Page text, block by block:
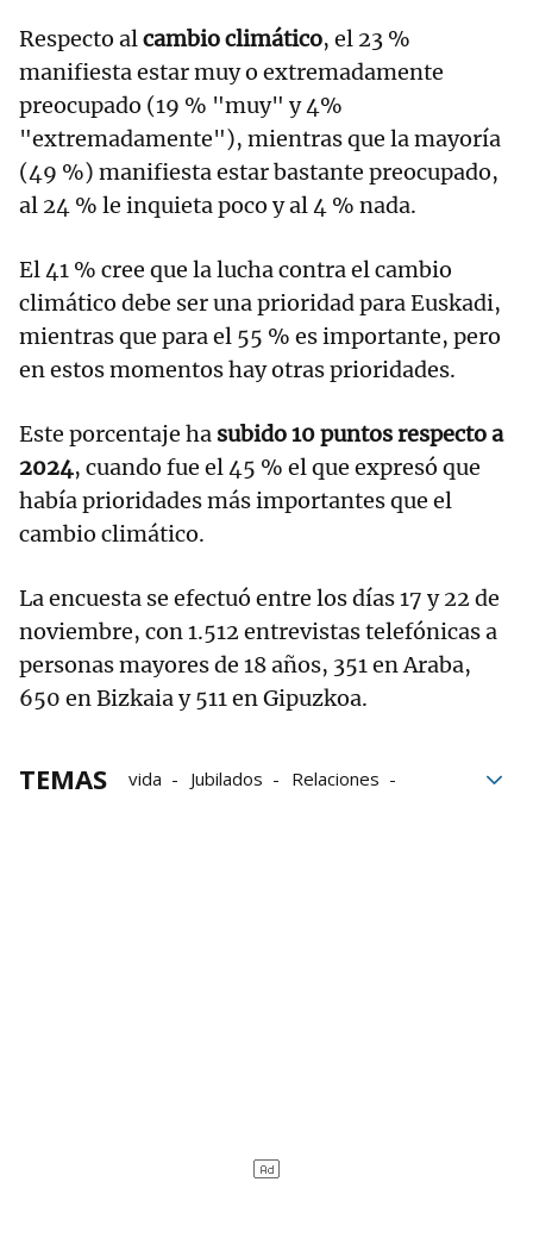
Respecto alcambio climático, el 23 %
manifiesta estar muy o extremadamente
preocupado (19 % "muy" y 4%
"extremadamente"), mientras que la mayoría
(49 %) manifiesta estar bastante preocupado,
al 24 % le inquieta poco y al 4 % nada.
El 41 % cree que la lucha contra el cambio
climático debe ser una prioridad para Euskadi,
mientras que para el 55 % es importante, pero
en estos momentos hay otras prioridades.
Este porcentaje ha subido 10 puntos respecto a
2024, cuando fue el 45 % el que expresó que
había prioridades más importantes que el
cambio climático.
La encuesta se efectuó entre los días 17 y 22 de
noviembre, con 1.512 entrevistas telefónicas a
personas mayores de 18 años, 351 en Araba,
650 en Bizkaia y 511 en Gipuzkoa.
TEMAS vida Jubilados
Relaciones